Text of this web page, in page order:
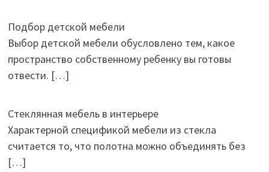
Подбор детской мебели
Выбор детской мебели обусловлено тем, какое
пространство собственному ребенку вы готовы
отвести. […]
Стеклянная мебель в интерьере
Характерной спецификой мебели из стекла
считается то, что полотна можно объединять без
[…]